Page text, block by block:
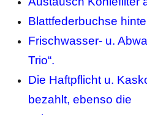
Blattfederbuchse
Frischwasser- u.
Trio“.
Die Haftpflicht u.
bezahlt, ebenso die